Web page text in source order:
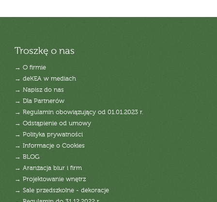
Troszkę o nas
→ O firmie
→ deKEA w mediach
→ Napisz do nas
→ Dla Partnerów
→ Regulamin obowiązujący od 01.01.2023 r.
→ Odstąpienie od umowy
→ Polityka prywatności
→ Informacje o Cookies
→ BLOG
→ Aranżacja biur i firm
→ Projektowanie wnętrz
→ Sale przedszkolne - dekoracje